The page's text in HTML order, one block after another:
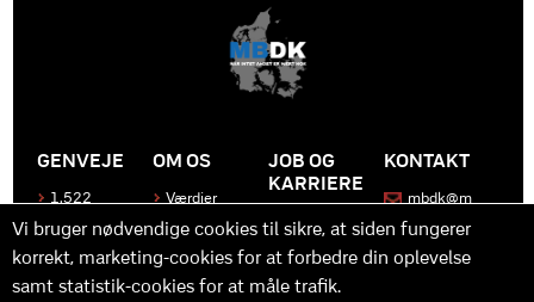
GENVEJE
1.522
Produkter
Kontakt
os
OM OS
Værdier
Historen
bag
MBDK
Hvad gør
JOB OG
KARRIERE
Bliv en del
af MBDK
Vores
team
KONTAKT
mbdk@m
Vi bruger nødvendige cookies til sikre, at siden fungerer
korrekt, marketing-cookies for at forbedre din oplevelse
samt statistik-cookies for at måle trafik.